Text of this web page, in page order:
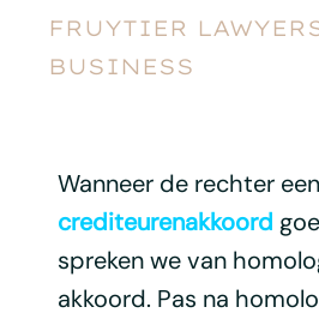
FRUYTIER
BUSINESS
Wanneer de rechter een
crediteurenakkoord
spreken we van
akkoord. Pas na